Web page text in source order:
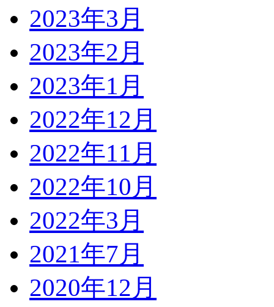
2023年3月
2023年2月
2023年1月
2022年12月
2022年11月
2022年10月
2022年3月
2021年7月
2020年12月